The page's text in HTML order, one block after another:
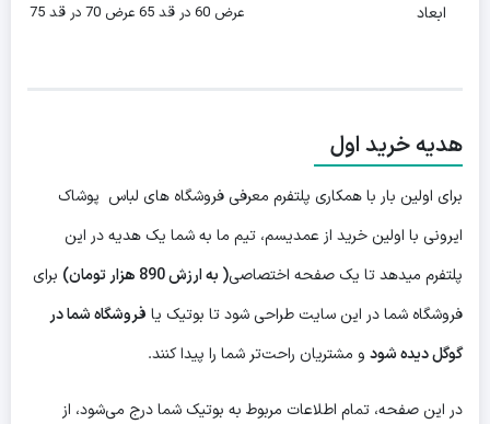
ابعاد عرض 60 در قد 65 عرض 70 در قد 75
هدیه خرید اول
برای اولین بار با همکاری پلتفرم معرفی فروشگاه های لباس پوشاک
ایرونی با اولین خرید از عمدیسم، تیم ما به شما یک هدیه در این
پلتفرم میدهد تا یک صفحه اختصاصی( به ارزش 890 هزار تومان)
برای
فروشگاه شما در این سایت طراحی شود تا بوتیک یا فروشگاه شما در
گوگل دیده شود و مشتریان راحت‌تر شما را پیدا کنند.
در این صفحه، تمام اطلاعات مربوط به بوتیک شما درج می‌شود، از